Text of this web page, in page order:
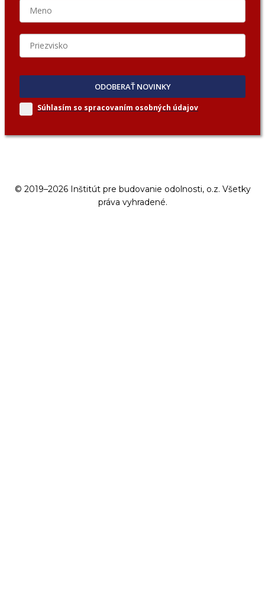
ODOBERAŤ NOVINKY
Súhlasím so spracovaním osobných údajov
© 2019–2026 Inštitút pre budovanie odolnosti, o.z. Všetky
práva vyhradené.